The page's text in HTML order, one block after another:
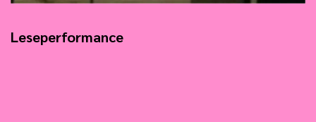
Leseperformance